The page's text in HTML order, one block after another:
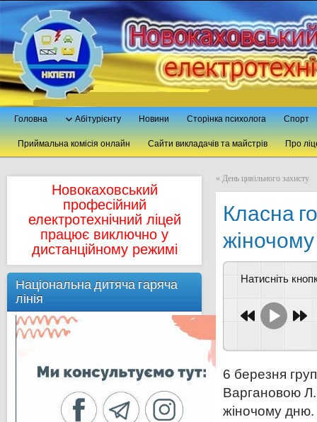
Головна Абітурієнту Новини Сторінка психолога Спорт
Приймальна комісія онлайн Сайти викладачів та майстрів Про
Новокаховський
професійний
електротехнічний ліцей
працює виключно у
дистанційному режимі
Національна дитяча гаряча
лінія
« День цивільного захисту
Класна
Натисніть
6 березня
Варгановою
жіночому дню.